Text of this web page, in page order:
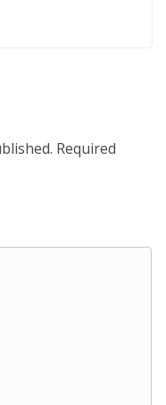
Required